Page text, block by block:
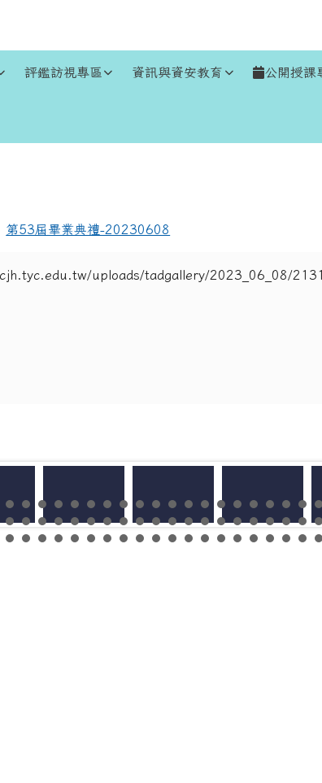
評鑑訪視專區 資訊與資安教育 公開授課
第53屆畢業典禮-20230608